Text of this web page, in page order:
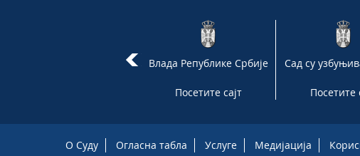
Влада Републике Србије
Посетите сајт
Сад су
Посетите
O Суду Огласна табла Услуге Медијација